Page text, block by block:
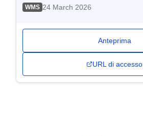
WMS 24 March 2026
Anteprima
URL di accesso